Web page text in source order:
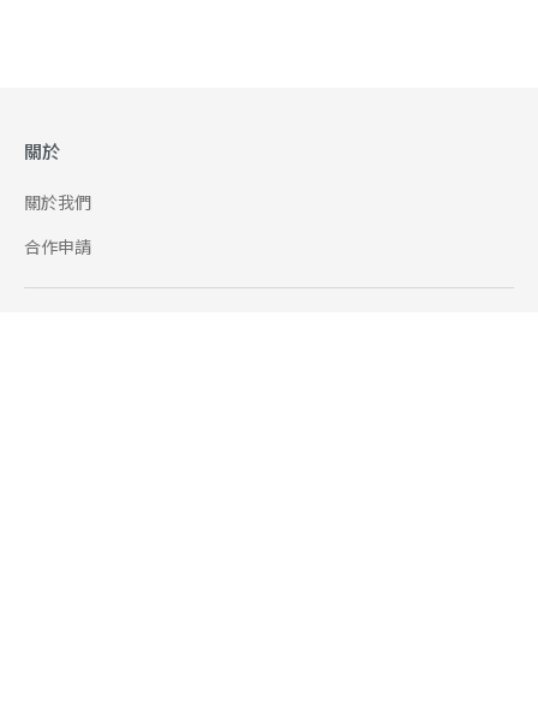
關於
關於我們
合作申請